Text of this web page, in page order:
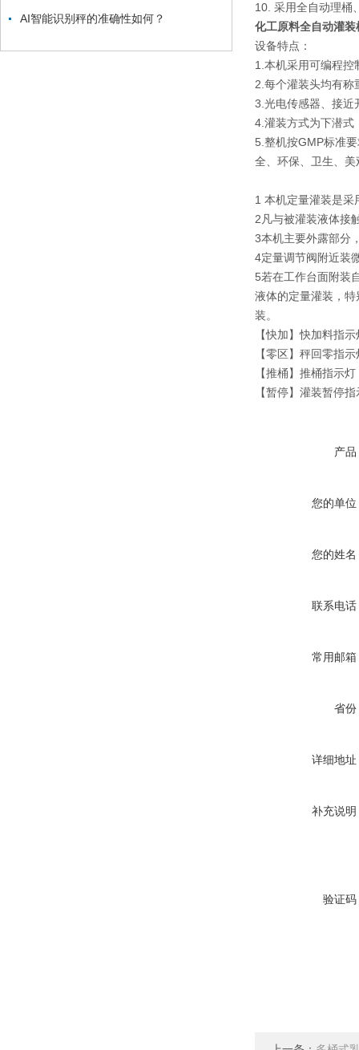
AI智能识别秤的准确性如何？
10. 采用全自动理桶
化工原料全自动灌装
设备特点：
1.本机采用可编程控
2.每个灌装头均有称
3.光电传感器、接近
4.灌装方式为下潜式
5.整机按GMP标准
全、环保、卫生、
1 本机定量灌装是采
2凡与被灌装液体接
3本机主要外露部分
4定量调节阀附近装
5若在工作台面附装
液体的定量灌装，
装。
【快加】快加料指
【零区】秤回零指
【推桶】推桶指示
【暂停】灌装暂停
产品
您的单位
您的姓名
联系电话
常用邮箱
省份
详细地址
补充说明
验证码